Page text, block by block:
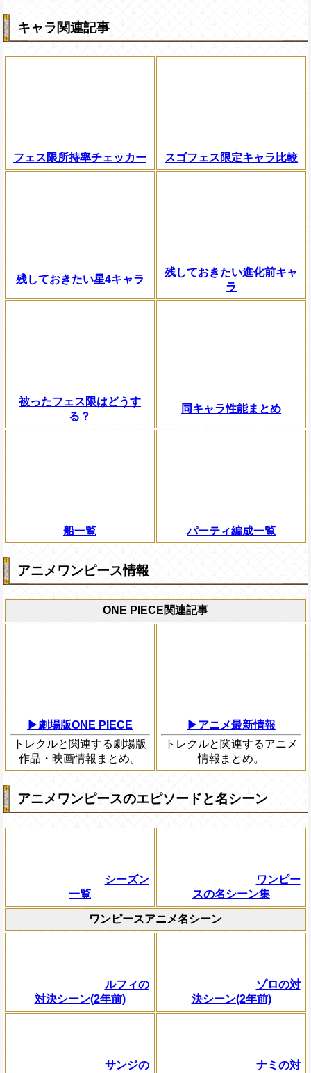
キャラ関連記事
フェス限所持率チェッカー スゴフェス限定キャラ比較
残しておきたい星4キャラ
残しておきたい進化前キャ
ラ
被ったフェス限はどうす
る？
同キャラ性能まとめ
船一覧 パーティ編成一覧
アニメワンピース情報
ONE PIECE関連記事
▶劇場版ONE PIECE
トレクルと関連する劇場版
作品・映画情報まとめ。
▶アニメ最新情報
トレクルと関連するアニメ
情報まとめ。
アニメワンピースのエピソードと名シーン
シーズン
一覧
ワンピー
スの名シーン集
ワンピースアニメ名シーン
ルフィの
対決シーン(2年前)
ゾロの対
決シーン(2年前)
サンジの ナミの対